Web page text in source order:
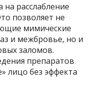
расслабление
позволяет не
мимические
и межбровье, но и
заломов.
препаратов
лицо без эффекта